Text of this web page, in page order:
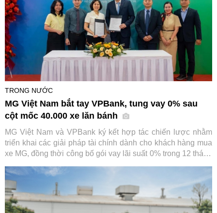
TRONG NƯỚC
MG Việt Nam bắt tay VPBank, tung vay 0% sau
cột mốc 40.000 xe lăn bánh
MG Việt Nam và VPBank ký kết hợp tác chiến lược nhằm
triển khai các giải pháp tài chính dành cho khách hàng mua
xe MG, đồng thời công bố gói vay lãi suất 0% trong 12 tháng
vừa đạt cột mốc 40.000 xe lăn bánh tại Việt Nam.